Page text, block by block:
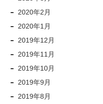
2020年2月
2020年1月
2019年12月
2019年11月
2019年10月
2019年9月
2019年8月